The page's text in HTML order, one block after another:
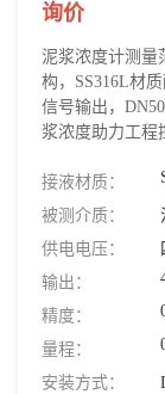
询价
泥浆浓度计测量
构，SS316L材
信号输出，
浆浓度助力工程
接液材质：
被测介质：
供电电压：
输出：
精度：
量程：
安装方式：